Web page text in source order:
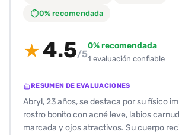
0% recomendada
★ 4.5/5
0% recomendada
1 evaluación confiable
RESUMEN DE EVALUACIONES
Abryl, 23 años, se destaca por su físico
rostro bonito con acné leve, labios
marcada y ojos atractivos. Su cuerpo